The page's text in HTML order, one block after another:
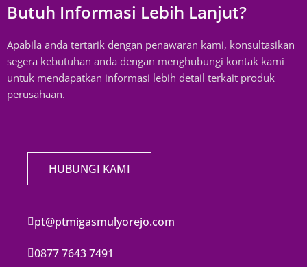
Butuh Informasi Lebih Lanjut?
Apabila anda tertarik dengan penawaran kami, konsultasikan
segera kebutuhan anda dengan menghubungi kontak kami
untuk mendapatkan informasi lebih detail terkait produk
perusahaan.
HUBUNGI KAMI
pt@ptmigasmulyorejo.com
0877 7643 7491